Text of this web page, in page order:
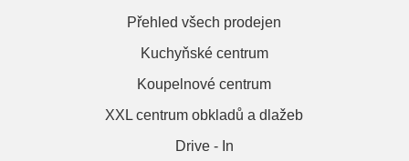
Přehled všech prodejen
Kuchyňské centrum
Koupelnové centrum
XXL centrum obkladů a dlažeb
Drive - In